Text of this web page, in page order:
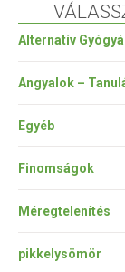
Alternatív
Angyalok –
Egyéb
Finomságok
Méregtelenítés
pikkelysömör